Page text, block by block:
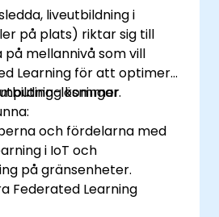
liveutbildning i
på plats) riktar sig till
mellannivå som vill
Learning för att optimera
lösningar.
kommer
och fördelarna med
i IoT och
på gränsenheter.
Federated Learning